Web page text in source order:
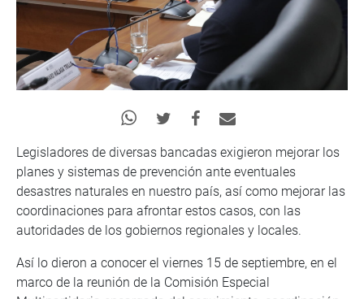
Legisladores de diversas bancadas exigieron mejorar los
planes y sistemas de prevención ante eventuales
desastres naturales en nuestro país, así como mejorar las
coordinaciones para afrontar estos casos, con las
autoridades de los gobiernos regionales y locales.
Así lo dieron a conocer el viernes 15 de septiembre, en el
marco de la reunión de la Comisión Especial